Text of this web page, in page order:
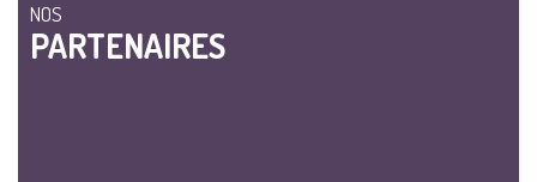
NOS
PARTENAIRES